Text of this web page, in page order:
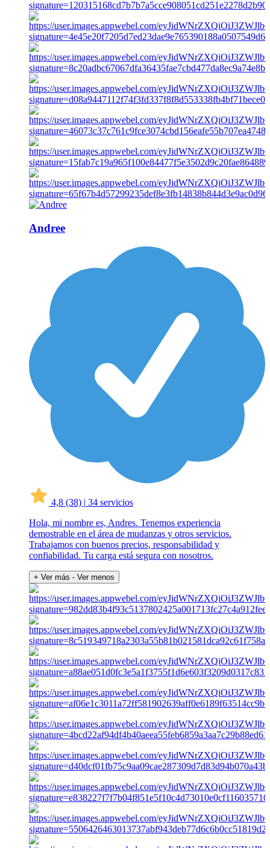
Andree
4,8 (38) | 34 servicios
Hola, mi nombre es, Andres. Tenemos experiencia
demostrable en el área de mudanzas y otros servicios.
Trabajamos con buenos precios, responsabilidad y
confiabilidad. Tu carga está segura con nosotros.
+ Ver más - Ver menos